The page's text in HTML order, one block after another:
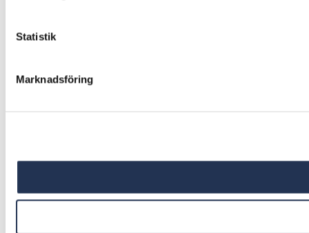
Statistik
Marknadsföring